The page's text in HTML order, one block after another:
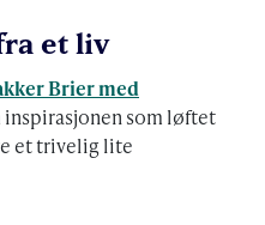
et liv
Brier med
inspirasjonen som løftet
et trivelig lite